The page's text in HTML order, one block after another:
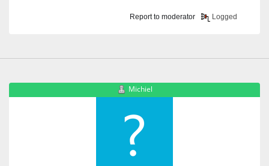
Report to moderator Logged
Michiel